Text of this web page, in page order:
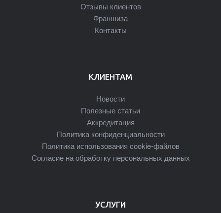
Отзывы клиентов
Франшиза
Контакты
КЛИЕНТАМ
Новости
Полезные статьи
Аккредитация
Политика конфиденциальности
Политика использования cookie-файлов
Согласие на обработку персональных данных
УСЛУГИ